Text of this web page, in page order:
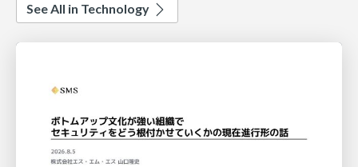
See All in Technology